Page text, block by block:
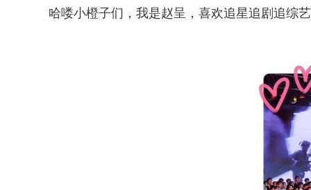
哈喽小橙子们，我是赵呈，喜欢追星追剧追综